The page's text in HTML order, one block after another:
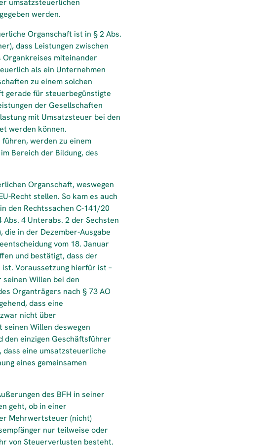
umsatzsteuerlichen
werden.
Organschaft ist in § 2 Abs.
dass Leistungen zwischen
miteinander
als ein Unternehmen
zu einem solchen
gerade für steuerbegünstigte
der Gesellschaften
mit Umsatzsteuer bei den
werden können.
werden zu einem
Bereich der Bildung, des
Organschaft, weswegen
Recht stellen. So kam es auch
den Rechtssachen C-141/20
Abs. 4 Unterabs. 2 der Sechsten
die in der Dezember-Ausgabe
vom 18. Januar
und bestätigt, dass der
Voraussetzung hierfür ist –
Willen bei den
Organträgers nach § 73 AO
dass eine
nicht über
Willen deswegen
einzigen Geschäftsführer
eine umsatzsteuerliche
eines gemeinsamen
des BFH in seiner
geht, ob in einer
Mehrwertsteuer (nicht)
nur teilweise oder
von Steuerverlusten besteht.